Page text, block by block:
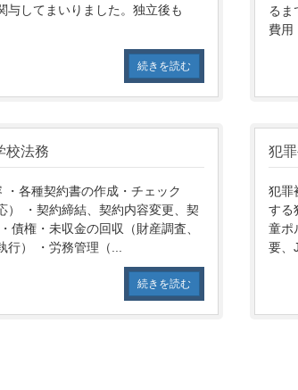
与してまいりました。独立後も
続きを読む
るま
費用
校法務
・各種契約書の作成・チェック
） ・契約締結、契約内容変更、契
債権・未収金の回収（財産調査、
行） ・労務管理（...
続きを読む
犯
犯罪
する
童ポ
要、